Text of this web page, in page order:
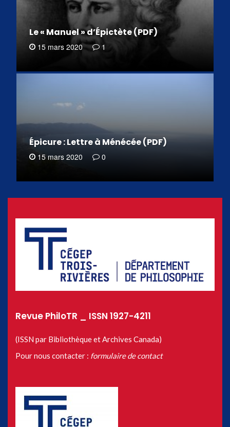
Le « Manuel » d’Épictète (PDF)
15 mars 2020 1
Épicure : Lettre à Ménécée (PDF)
15 mars 2020 0
Revue PhiloTR _ ISSN 1927-4211
(ISSN par Bibliothèque et Archives Canada)
Pour nous contacter : formulaire de contact